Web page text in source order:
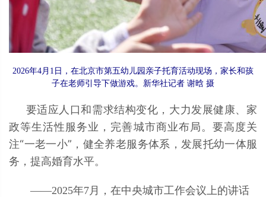
2026年4月1日，在北京市第五幼儿园亲子托育活动现场，家长和孩
子在老师引导下做游戏。新华社记者 谢晗 摄
要适应人口和需求结构变化，大力发展健康、家
政等生活性服务业，完善城市商业布局。要高度关
注“一老一小”，健全养老服务体系，发展托幼一体服
务，提高婚育水平。
——2025年7月，在中央城市工作会议上的讲话